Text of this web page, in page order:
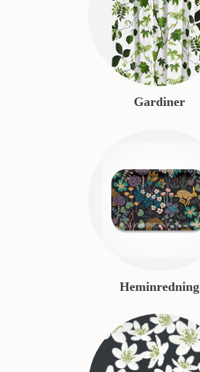
Gardiner
Heminredning